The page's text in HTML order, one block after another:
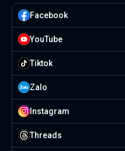
Facebook
YouTube
Tiktok
Zalo
Instagram
Threads